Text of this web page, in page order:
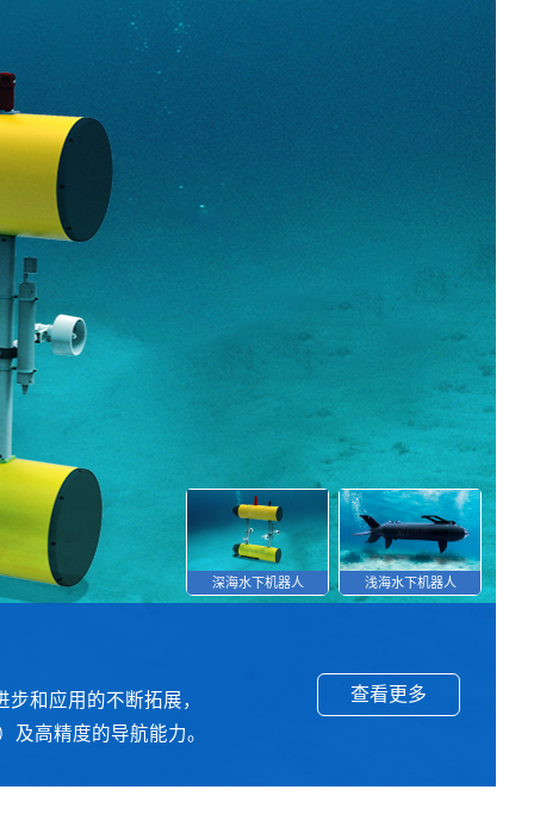
深海水下机器人 浅海水下机器人
和应用的不断拓展，
高精度的导航能力。
查看更多
高效开展。显示器安装在
供和支持舒适的手术姿
查看更多
以便在各种环境中执行 查看更多
该法兰兼容ATI六维力传 查看更多
维材料组合而成。航天 查看更多
度较低。而精密微型电
可靠性强。
查看更多